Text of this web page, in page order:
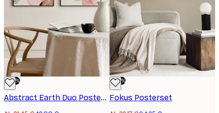
-50%
Abstract Earth Duo Posterset
-50%
Fokus Posterset